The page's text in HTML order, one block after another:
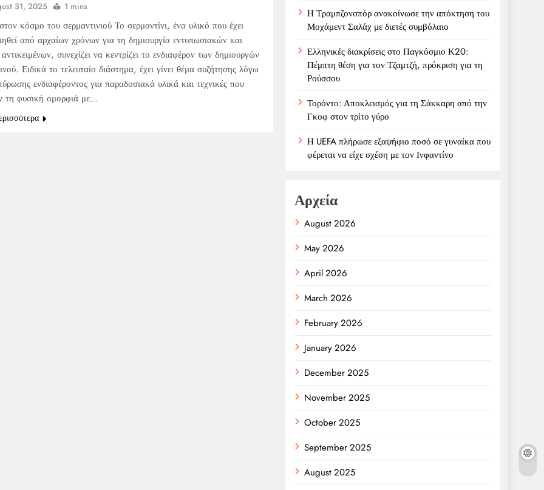
31, 2025 1 mins
κόσμο του σερμαντινιού Το σερμαντίνι, ένα υλικό που έχει
από αρχαίων χρόνων για τη δημιουργία εντυπωσιακών και
συνεχίζει να κεντρίζει το ενδιαφέρον των δημιουργών
Ειδικά το τελευταίο διάστημα, έχει γίνει θέμα συζήτησης λόγω
ενδιαφέροντος για παραδοσιακά υλικά και τεχνικές που
τη φυσική ομορφιά με…
Η Τραμπζονσπόρ ανακοίνωσε την απόκτηση του
Μοχάμεντ Σαλάχ με διετές συμβόλαιο
Ελληνικές διακρίσεις στο Παγκόσμιο Κ20:
Πέμπτη θέση για τον Τζαμτζή, πρόκριση για τη
Ρούσσου
Τορόντο: Αποκλεισμός για τη Σάκκαρη από την
Γκοφ στον τρίτο γύρο
Η UEFA πλήρωσε εξαψήφιο ποσό σε γυναίκα που
φέρεται να είχε σχέση με τον Ινφαντίνο
Αρχεία
August 2026
May 2026
April 2026
March 2026
February 2026
January 2026
December 2025
November 2025
October 2025
September 2025
August 2025